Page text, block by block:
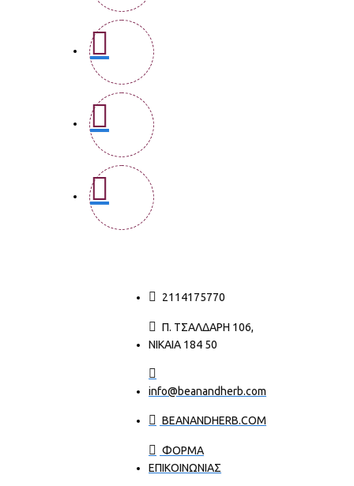
2114175770
Π. ΤΣΑΛΔΆΡΗ 106,
ΝΊΚΑΙΑ 184 50
info@beanandherb.com
BEANANDHERB.COM
ΦΟΡΜΑ
ΕΠΙΚΟΙΝΩΝΙΑΣ